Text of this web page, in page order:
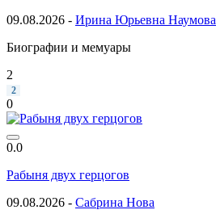
09.08.2026 - Ирина Юрьевна Наумова
Биографии и мемуары
2
2
0
0.0
Рабыня двух герцогов
09.08.2026 - Сабрина Нова